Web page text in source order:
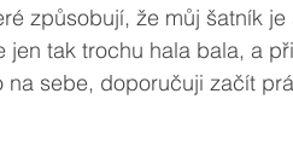
způsobují, že můj šatník
jen tak trochu hala bala, a
sebe, doporučuji začít